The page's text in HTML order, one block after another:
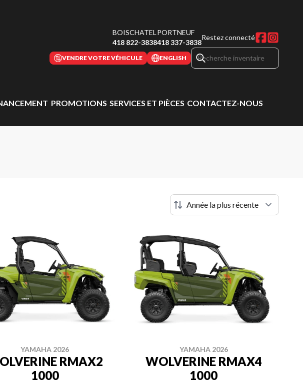
BOISCHATEL
418 822-3838
PORTNEUF
418 337-3838
Restez connecté
VENDRE VOTRE VÉHICULE ENGLISH
PROMOTIONS SERVICES ET PIÈCES CONTACTEZ-NOUS
YAMAHA 2026
RMAX2
1000
YAMAHA 2026
WOLVERINE RMAX4
1000